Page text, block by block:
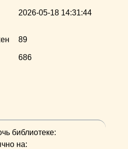
2026-05-18 14:31:44
89
686
библиотеке:
на: